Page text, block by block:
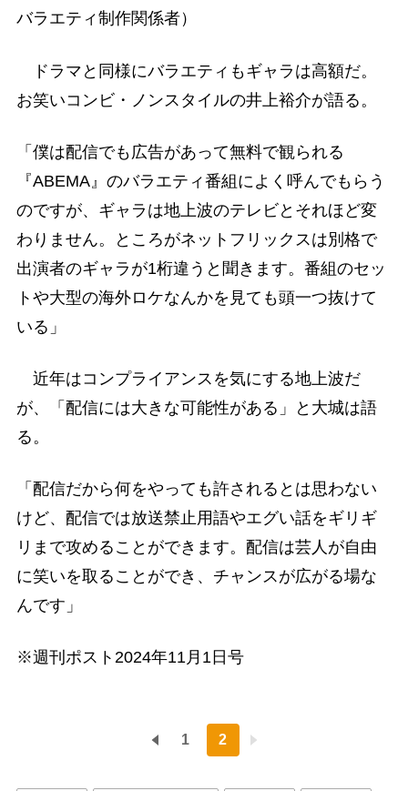
バラエティ制作関係者）
ドラマと同様にバラエティもギャラは高額だ。
お笑いコンビ・ノンスタイルの井上裕介が語る。
「僕は配信でも広告があって無料で観られる
『ABEMA』のバラエティ番組によく呼んでもらう
のですが、ギャラは地上波のテレビとそれほど変
わりません。ところがネットフリックスは別格で
出演者のギャラが1桁違うと聞きます。番組のセッ
トや大型の海外ロケなんかを見ても頭一つ抜けて
いる」
近年はコンプライアンスを気にする地上波だ
が、「配信には大きな可能性がある」と大城は語
る。
「配信だから何をやっても許されるとは思わない
けど、配信では放送禁止用語やエグい話をギリギ
リまで攻めることができます。配信は芸人が自由
に笑いを取ることができ、チャンスが広がる場な
んです」
※週刊ポスト2024年11月1日号
1 2